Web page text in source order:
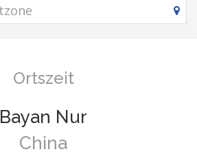
Ortszeit
Bayan Nur
China